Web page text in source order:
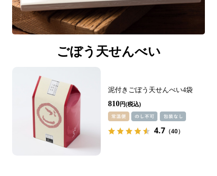
ごぼう天せんべい
泥付きごぼう天せんべい4袋
810円
4.7 （40）